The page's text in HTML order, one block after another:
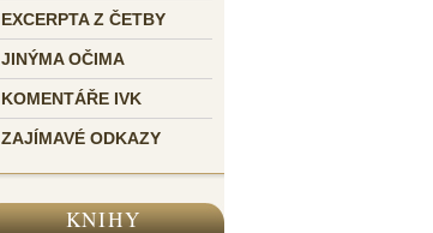
EXCERPTA Z ČETBY
JINÝMA OČIMA
KOMENTÁŘE IVK
ZAJÍMAVÉ ODKAZY
KNIHY